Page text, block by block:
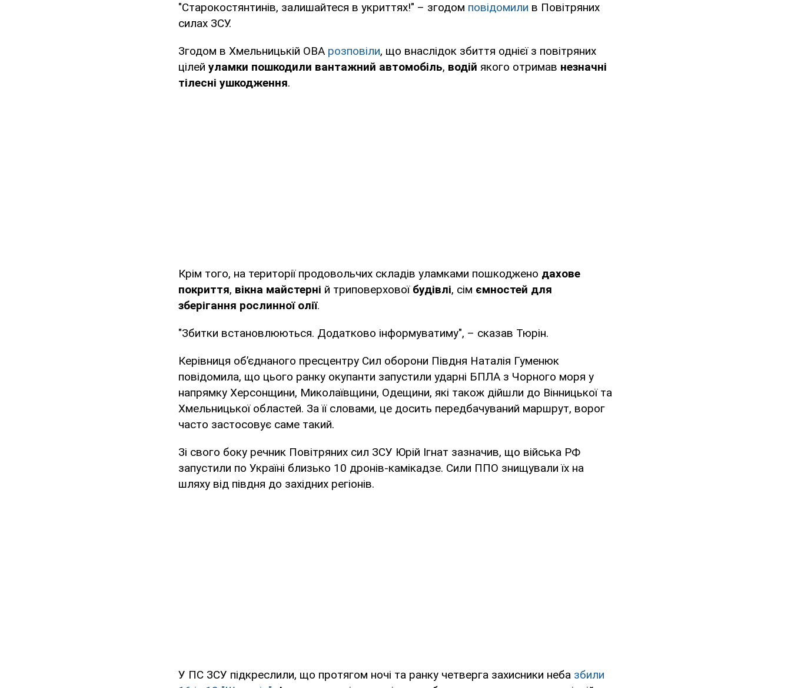
"Старокостянтинів, залишайтеся в укриттях!" – згодом повідомили в Повітряних
силах ЗСУ.
Згодом в Хмельницькій ОВА розповіли, що внаслідок збиття однієї з повітряних
цілей уламки пошкодили вантажний автомобіль, водій якого отримав незначні
тілесні ушкодження.
Крім того, на території продовольчих складів уламками пошкоджено дахове
покриття, вікна майстерні й триповерхової будівлі, сім ємностей для
зберігання рослинної олії.
"Збитки встановлюються. Додатково інформуватиму", – сказав Тюрін.
Керівниця об’єднаного пресцентру Сил оборони Півдня Наталія Гуменюк
повідомила, що цього ранку окупанти запустили ударні БПЛА з Чорного моря у
напрямку Херсонщини, Миколаївщини, Одещини, які також дійшли до Вінницької та
Хмельницької областей. За її словами, це досить передбачуваний маршрут, ворог
часто застосовує саме такий.
Зі свого боку речник Повітряних сил ЗСУ Юрій Ігнат зазначив, що війська РФ
запустили по Україні близько 10 дронів-камікадзе. Сили ППО знищували їх на
шляху від півдня до західних регіонів.
У ПС ЗСУ підкреслили, що протягом ночі та ранку четверга захисники неба збили